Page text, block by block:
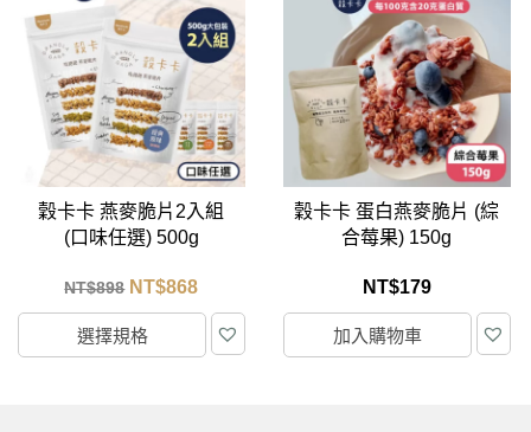
穀卡卡 蛋白燕麥脆片 (綜
合莓果) 150g
NT$179
加入購物車
穀卡卡 NO.1 無調味綜合
堅果 300g
NT$269
加入購物車